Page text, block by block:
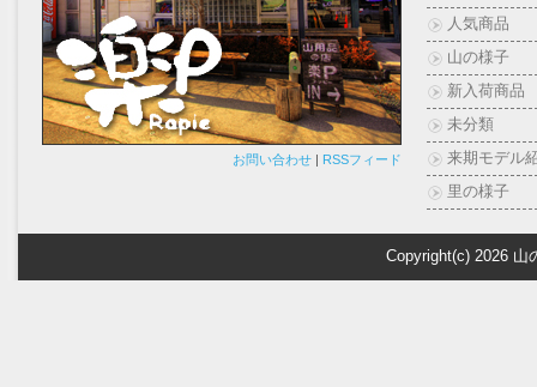
お問い合わせ | RSSフィード
人気商品
山の様子
新入荷商品
未分類
来期モデル
里の様子
Copyright(c) 2026 山